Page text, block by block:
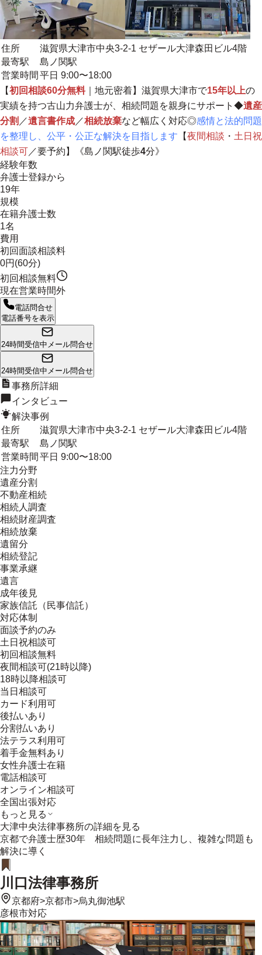
住所
滋賀県大津市中央3-2-1 セザール大津森田ビル4階
最寄駅
島ノ関駅
営業時間 平日 9:00〜18:00
【初回相談60分無料｜ 地元密着】滋賀県大津市で15年以上の
実績を持つ古山力弁護士が、相続問題を親身にサポート◆遺産
分割 ／遺言書作成 ／相続放棄など幅広く対応◎感情と法的問題
を整理し、公平・公正な解決を目指しま す 【夜間相談 ・ 土日祝
相談可 ／要予約】《島ノ関駅徒歩4分》
経験年数
弁護士登録から
19年
規模
在籍弁護士数
1名
費用
初回面談相談料
0円(60分)
初回相談無料
現在営業時間外
電話問合せ
電話番号を表示
24時間受信中 メール問合せ
24時間受信中 メール問合せ
事務所詳細
インタビュー
解決事例
住所
滋賀県大津市中央3-2-1 セザール大津森田ビル4階
最寄駅
島ノ関駅
営業時間 平日 9:00〜18:00
注力分野
遺産分割
不動産相続
相続人調査
相続財産調査
相続放棄
遺留分
相続登記
事業承継
遺言
成年後見
家族信託（民事信託）
対応体制
面談予約のみ
土日祝相談可
初回相談無料
夜間相談可(21時以降)
18時以降相談可
当日相談可
カード利用可
後払いあり
分割払いあり
法テラス利用可
着手金無料あり
女性弁護士在籍
電話相談可
オンライン相談可
全国出張対応
もっと見る
大津中央法律事務所の詳細を見る
京都で弁護士歴30年 相続問題に長年注力し、複雑な問題も
解決に導く
川口法律事務所
京都府>京都市>烏丸御池駅
彦根市対応